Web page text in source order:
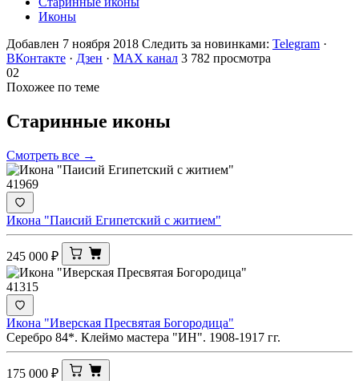
Иконы
Добавлен 7 ноября 2018 Следить за новинками: Telegram ·
ВКонтакте · Дзен · MAX канал 3 782 просмотра
02
Похожее по теме
Старинные иконы
Смотреть все →
41969
Икона "Паисий Египетский с житием"
245 000 ₽
41315
Икона "Иверская Пресвятая Богородица"
Серебро 84*. Клеймо мастера "ИН". 1908-1917 гг.
175 000 ₽